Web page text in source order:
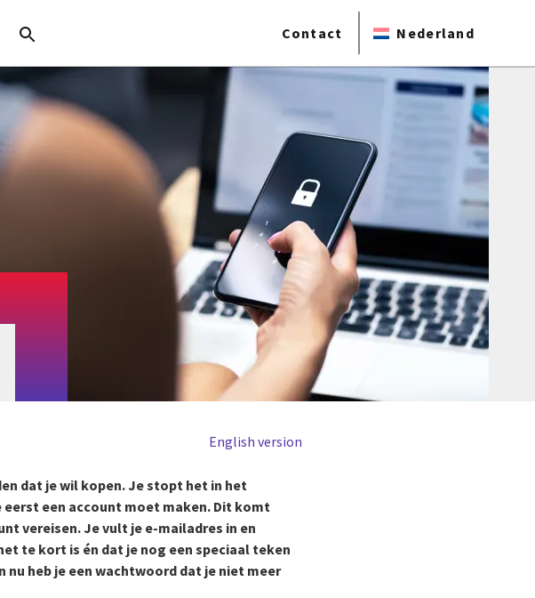
Contact Nederland
English version
dat je wil kopen. Je stopt het in het
een account moet maken. Dit komt
vereisen. Je vult je e-mailadres in en
te kort is én dat je nog een speciaal teken
nu heb je een wachtwoord dat je niet meer